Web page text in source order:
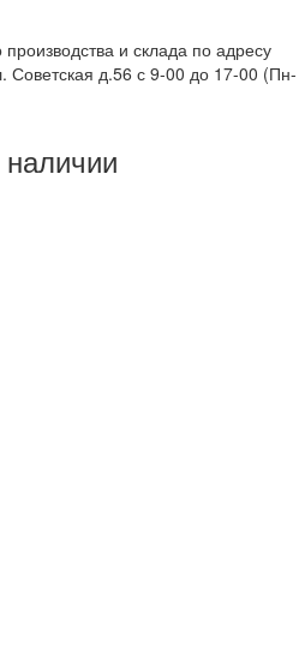
и склада по адресу
Советская д.56 с 9-00 до 17-00 (Пн-